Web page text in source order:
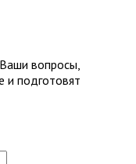
вопросы,
и подготовят